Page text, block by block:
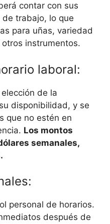
contar con sus
trabajo, lo que
para uñas, variedad
instrumentos.
laboral:
de la
disponibilidad, y se
que no estén en
Los montos
semanales,
personal de horarios.
después de